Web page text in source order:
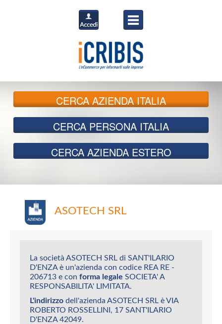
CERCAAZIENDA ITALIA
CERCA PERSONA ITALIA
CERCA AZIENDA ESTERO
ASOTECH SRL
La società ASOTECH SRL di SANT'ILARIO
D'ENZA è un'azienda con codice REA RE -
206713 e con forma legale SOCIETA' A
RESPONSABILITA' LIMITATA.
L'indirizzo dell'azienda ASOTECH SRL è VIA
ROBERTO ROSSELLINI, 17 SANT'ILARIO
D'ENZA 42049.